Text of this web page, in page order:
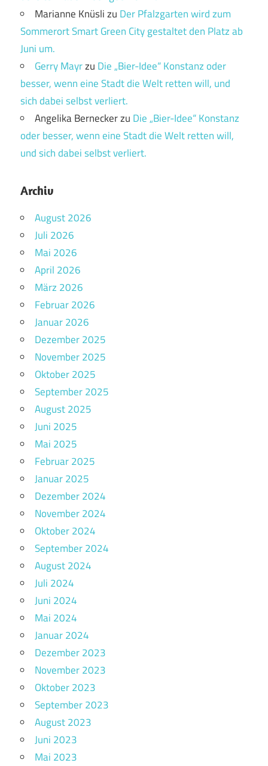
Marianne Knüslizu Der Pfalzgarten wird zum
Sommerort Smart Green City gestaltet den Platz ab
Juni um.
Gerry Mayrzu Die „Bier-Idee“ Konstanz oder
besser, wenn eine Stadt die Welt retten will, und
sich dabei selbst verliert.
Angelika Berneckerzu Die „Bier-Idee“ Konstanz
oder besser, wenn eine Stadt die Welt retten will,
und sich dabei selbst verliert.
Archiv
August 2026
Juli 2026
Mai 2026
April 2026
März 2026
Februar 2026
Januar 2026
Dezember 2025
November 2025
Oktober 2025
September 2025
August 2025
Juni 2025
Mai 2025
Februar 2025
Januar 2025
Dezember 2024
November 2024
Oktober 2024
September 2024
August 2024
Juli 2024
Juni 2024
Mai 2024
Januar 2024
Dezember 2023
November 2023
Oktober 2023
September 2023
August 2023
Juni 2023
Mai 2023